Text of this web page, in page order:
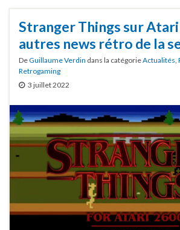
Stranger Things sur
autres news rétro de la
DeGuillaume Verdin dans la catégorieActualités,
Retrogaming
3 juillet 2022